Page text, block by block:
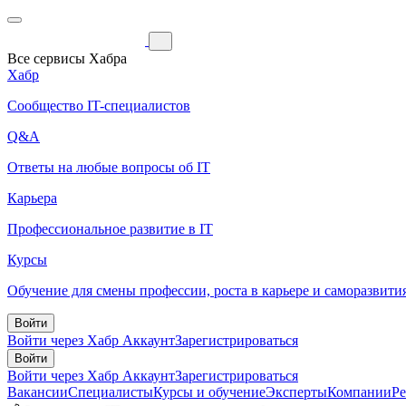
Все сервисы Хабра
Хабр
Сообщество IT-специалистов
Q&A
Ответы на любые вопросы об IT
Карьера
Профессиональное развитие в IT
Курсы
Обучение для смены профессии, роста в карьере и
Войти
Войти через Хабр АккаунтЗарегистрироваться
Войти
Войти через Хабр АккаунтЗарегистрироваться
ВакансииСпециалистыКурсы и обучениеЭкспертыКомпании